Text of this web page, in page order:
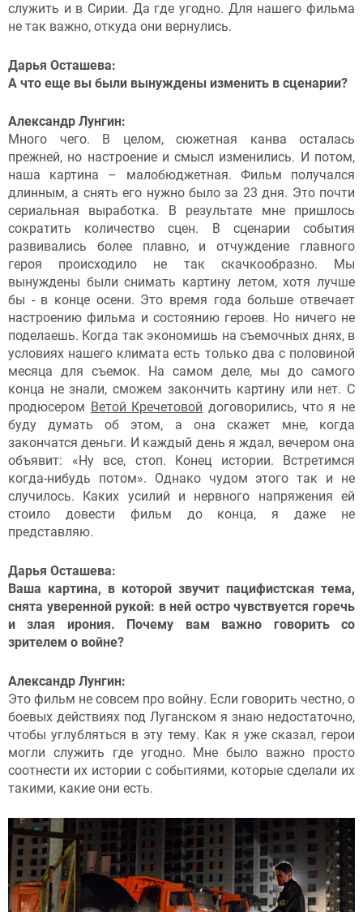
служить и в Сирии. Да где угодно. Для нашего фильма
не так важно, откуда они вернулись.
Дарья Осташева:
А что еще вы были вынуждены изменить в сценарии?
Александр Лунгин:
Много чего. В целом, сюжетная канва осталась
прежней, но настроение и смысл изменились. И потом,
наша картина – малобюджетная. Фильм получался
длинным, а снять его нужно было за 23 дня. Это почти
сериальная выработка. В результате мне пришлось
сократить количество сцен. В сценарии события
развивались более плавно, и отчуждение главного
героя происходило не так скачкообразно. Мы
вынуждены были снимать картину летом, хотя лучше
бы - в конце осени. Это время года больше отвечает
настроению фильма и состоянию героев. Но ничего не
поделаешь. Когда так экономишь на съемочных днях, в
условиях нашего климата есть только два с половиной
месяца для съемок. На самом деле, мы до самого
конца не знали, сможем закончить картину или нет. С
продюсером Ветой Кречетовой договорились, что я не
буду думать об этом, а она скажет мне, когда
закончатся деньги. И каждый день я ждал, вечером она
объявит: «Ну все, стоп. Конец истории. Встретимся
когда-нибудь потом». Однако чудом этого так и не
случилось. Каких усилий и нервного напряжения ей
стоило довести фильм до конца, я даже не
представляю.
Дарья Осташева:
Ваша картина, в которой звучит пацифистская тема,
снята уверенной рукой: в ней остро чувствуется горечь
и злая ирония. Почему вам важно говорить со
зрителем о войне?
Александр Лунгин:
Это фильм не совсем про войну. Если говорить честно, о
боевых действиях под Луганском я знаю недостаточно,
чтобы углубляться в эту тему. Как я уже сказал, герои
могли служить где угодно. Мне было важно просто
соотнести их истории с событиями, которые сделали их
такими, какие они есть.